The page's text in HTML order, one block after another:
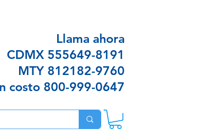
Llama ahora
CDMX 555649-8191
MTY 812182-9760
costo 800-999-0647